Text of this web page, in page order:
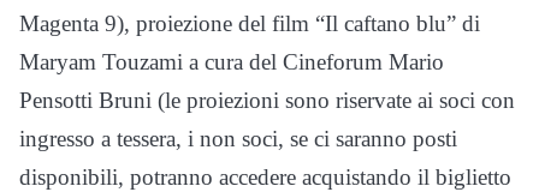
Magenta 9), proiezione del film “Il caftano blu” di
Maryam Touzami a cura del Cineforum Mario
Pensotti Bruni (le proiezioni sono riservate ai soci con
ingresso a tessera, i non soci, se ci saranno posti
disponibili, potranno accedere acquistando il biglietto